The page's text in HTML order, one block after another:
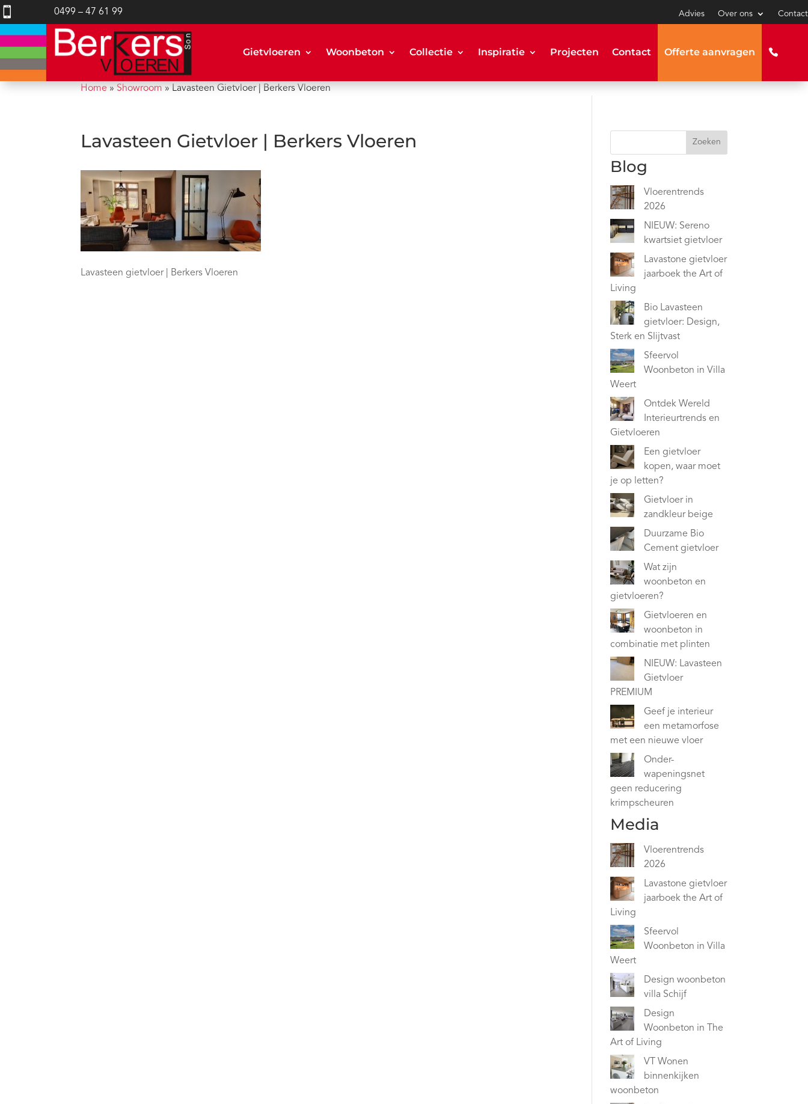
 0499 – 47 61 99 Advies Over ons Contact
Gietvloeren Woonbeton Collectie Inspiratie Projecten Contact Offerte aanvragen
Home » Showroom » Lavasteen Gietvloer | Berkers Vloeren
Lavasteen Gietvloer | Berkers Vloeren
Lavasteen gietvloer | Berkers Vloeren
Zoeken
Blog
Vloerentrends
2026
NIEUW: Sereno
kwartsiet gietvloer
Lavastone gietvloer
jaarboek the Art of
Living
Bio Lavasteen
gietvloer: Design,
Sterk en Slijtvast
Sfeervol
Woonbeton in Villa
Weert
Ontdek Wereld
Interieurtrends en
Gietvloeren
Een gietvloer
kopen, waar moet
je op letten?
Gietvloer in
zandkleur beige
Duurzame Bio
Cement gietvloer
Wat zijn
woonbeton en
gietvloeren?
Gietvloeren en
woonbeton in
combinatie met plinten
NIEUW: Lavasteen
Gietvloer
PREMIUM
Geef je interieur
een metamorfose
met een nieuwe vloer
Onder-
wapeningsnet
geen reducering
krimpscheuren
Media
Vloerentrends
2026
Lavastone gietvloer
jaarboek the Art of
Living
Sfeervol
Woonbeton in Villa
Weert
Design woonbeton
villa Schijf
Design
Woonbeton in The
Art of Living
VT Wonen
binnenkijken
woonbeton